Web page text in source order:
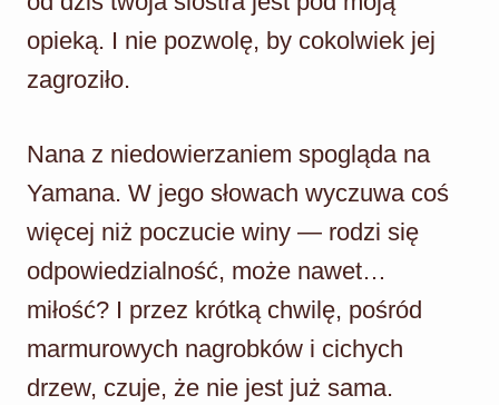
opieką. I nie pozwolę, by cokolwiek jej
zagroziło.
Nana z niedowierzaniem spogląda na
Yamana. W jego słowach wyczuwa coś
więcej niż poczucie winy — rodzi się
odpowiedzialność, może nawet…
miłość? I przez krótką chwilę, pośród
marmurowych nagrobków i cichych
drzew, czuje, że nie jest już sama.